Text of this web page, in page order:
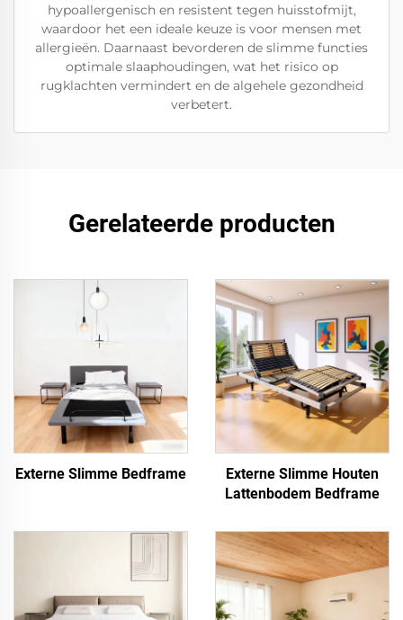
hypoallergenisch en resistent tegen huisstofmijt,
waardoor het een ideale keuze is voor mensen met
allergieën. Daarnaast bevorderen de slimme functies
optimale slaaphoudingen, wat het risico op
rugklachten vermindert en de algehele gezondheid
verbetert.
Gerelateerde producten
Externe Slimme Bedframe
Externe Slimme Houten
Lattenbodem Bedframe